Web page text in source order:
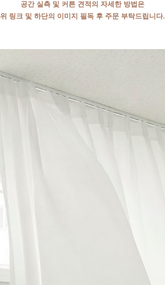
공간 실측 및 커튼 견적의 자세한 방법은
위 링크 및 하단의 이미지 필독 후 주문 부탁드립니다.